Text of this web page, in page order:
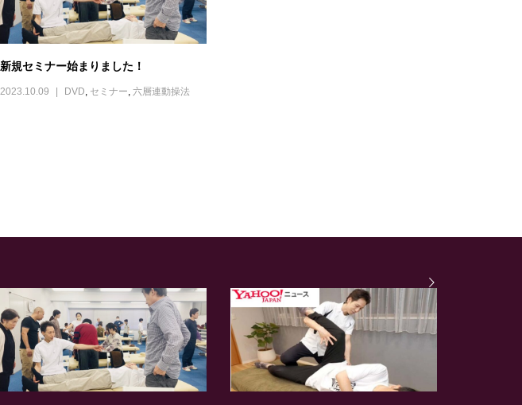
新規セミナー始まりました！
2023.10.09 DVD セミナー 六層連動操法